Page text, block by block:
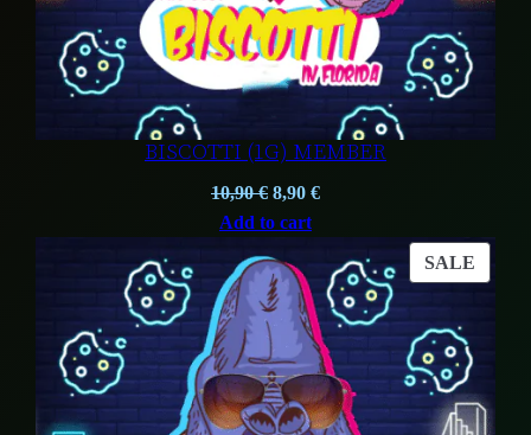
BISCOTTI (1G) MEMBER
10,90€ Original
price
10,90 €.
8,90 €Current
8,90 €.
Add to cart
SALE